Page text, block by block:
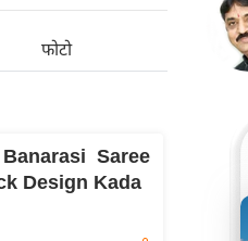
फोटो
Saree
Design Kada